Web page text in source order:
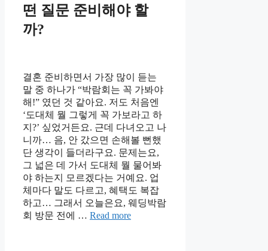
떤 질문 준비해야 할
까?
결혼 준비하면서 가장 많이 듣는
말 중 하나가 “박람회는 꼭 가봐야
해!” 였던 것 같아요. 저도 처음엔
‘도대체 뭘 그렇게 꼭 가보라고 하
지?’ 싶었거든요. 근데 다녀오고 나
니까… 음, 안 갔으면 손해볼 뻔했
단 생각이 들더라구요. 문제는요,
그 넓은 데 가서 도대체 뭘 물어봐
야 하는지 모르겠다는 거예요. 업
체마다 말도 다르고, 혜택도 복잡
하고… 그래서 오늘은요, 웨딩박람
회 방문 전에 … Read more